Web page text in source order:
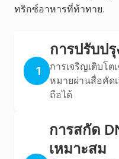
ทริกซ์อาหารที่ท้าทาย.
1
การปรับปรุ
การเจริญเติบโต
หมายผ่านสื่อคัด
ถือได้
การสกัด
เหมาะสม